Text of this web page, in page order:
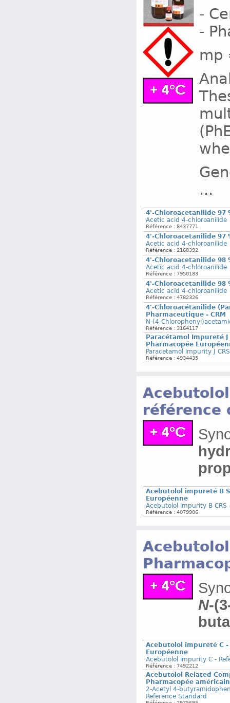
-
-
mp
...
4'-Chloroacetanilide 97
Acetic acid 4-chloroanilide
Référence : 8437771
4'-Chloroacetanilide 97
Acetic acid 4-chloroanilide
Référence : 2168392
4'-Chloroacetanilide 98
Acetic acid 4-chloroanilide
Référence : 7950183
4'-Chloroacetanilide 98
Acetic acid 4-chloroanilide
Référence : 4782326
4'-Chloroacétanilide
Pharmaceutique - CRM
N-(4-
Référence : 3164117
Paracétamol Impureté
Pharmacopée
Paracetamol impurity J
Référence : 4934435
référence
Acebutolol impureté B
Européenne
Acebutolol impurity B CRS
Référence : 4079906
N-
Acebutolol impureté C
Européenne
Acebutolol impurity C -
Référence : 7492212
Acebutolol Related
Pharmacopée
2-Acetyl 4-
Reference Standard